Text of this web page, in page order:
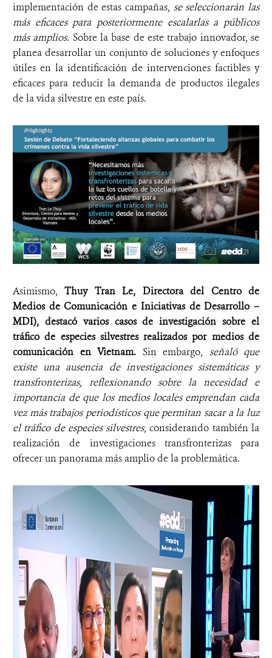
implementación de estas campañas, se seleccionarán las
más eficaces para posteriormente escalarlas a públicos
más amplios. Sobre la base de este trabajo innovador, se
planea desarrollar un conjunto de soluciones y enfoques
útiles en la identificación de intervenciones factibles y
eficaces para reducir la demanda de productos ilegales
de la vida silvestre en este país.
Asimismo,Thuy Tran Le, Directora del Centro de
Medios de Comunicación e Iniciativas de Desarrollo –
MDI), destacó varios casos de investigación sobre el
tráfico de especies silvestres realizados por medios de
comunicación en Vietnam. Sin embargo, señaló que
existe una ausencia de investigaciones sistemáticas y
transfronterizas, reflexionando sobre la necesidad e
importancia de que los medios locales emprendan cada
vez más trabajos periodísticos que permitan sacar a la luz
el tráfico de especies silvestres, considerando también la
realización de investigaciones transfronterizas para
ofrecer un panorama más amplio de la problemática.